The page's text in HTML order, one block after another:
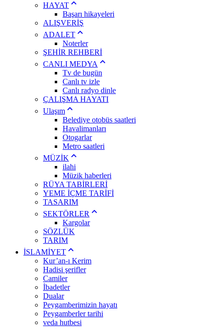
HAYAT
Başarı hikayeleri
ALIŞVERİŞ
ADALET
Noterler
ŞEHİR REHBERİ
CANLI MEDYA
Tv de bugün
Canlı tv izle
Canlı radyo dinle
ÇALIŞMA HAYATI
Ulaşım
Belediye otobüs saatleri
Havalimanları
Otogarlar
Metro saatleri
MÜZİK
ilahi
Müzik haberleri
RÜYA TABİRLERİ
YEME İÇME TARİFİ
TASARIM
SEKTÖRLER
Kargolar
SÖZLÜK
TARIM
İSLAMİYET
Kur’an-ı Kerim
Hadisi şerifler
Camiler
İbadetler
Dualar
Peygamberimizin hayatı
Peygamberler tarihi
veda hutbesi